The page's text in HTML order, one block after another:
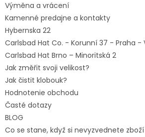
Výměna a vrácení
Kamenné predajne a kontakty
Hybernska 22
Carlsbad Hat Co. - Korunní 37 - Praha -
Carlsbad Hat Brno – Minoritská 2
Jak změřit svoji velikost?
Jak čistit klobouk?
Hodnotenie obchodu
Časté dotazy
BLOG
Co se stane, když si nevyzvednete